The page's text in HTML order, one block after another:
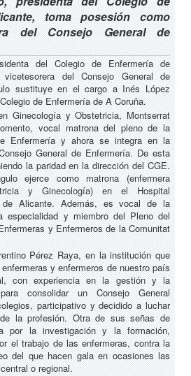
toma posesión como
del Consejo General de
del Colegio de Enfermería de
del Consejo General de
sustituye en el cargo a Inés López
de Enfermería de A Coruña.
Ginecología y Obstetricia, Montserrat
vocal matrona del pleno de la
Enfermería y ahora se integra en la
General de Enfermería. De esta
la paridad en la dirección del CGE.
ejerce como matrona (enfermera
y Ginecología) en el Hospital
de Alicante. Además, es vocal de la
especialidad y miembro del Pleno del
y Enfermeros de la Comunitat
Pérez Raya, en la institución que
y enfermeros de nuestro país
con experiencia en la gestión y la
consolidar un Consejo General
participativo y decidido a luchar
la profesión. Otra de sus señas de
por la investigación y la formación,
el trabajo de las enfermeras, contra la
del que hacen gala en ocasiones las
o regional.